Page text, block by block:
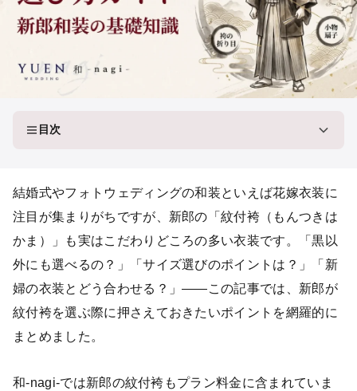
目次
結婚式やフォトウェディングの和装といえば花嫁衣装に
注目が集まりがちですが、新郎の「紋付袴（もんつきは
かま）」も実はこだわりどころの多い衣装です。「黒以
外にも選べるの？」「サイズ選びのポイントは？」「新
婦の衣装とどう合わせる？」——この記事では、新郎が
紋付袴を選ぶ際に押さえておきたいポイントを網羅的に
まとめました。
和-nagi-では新郎の紋付袴もプラン料金に含まれていま